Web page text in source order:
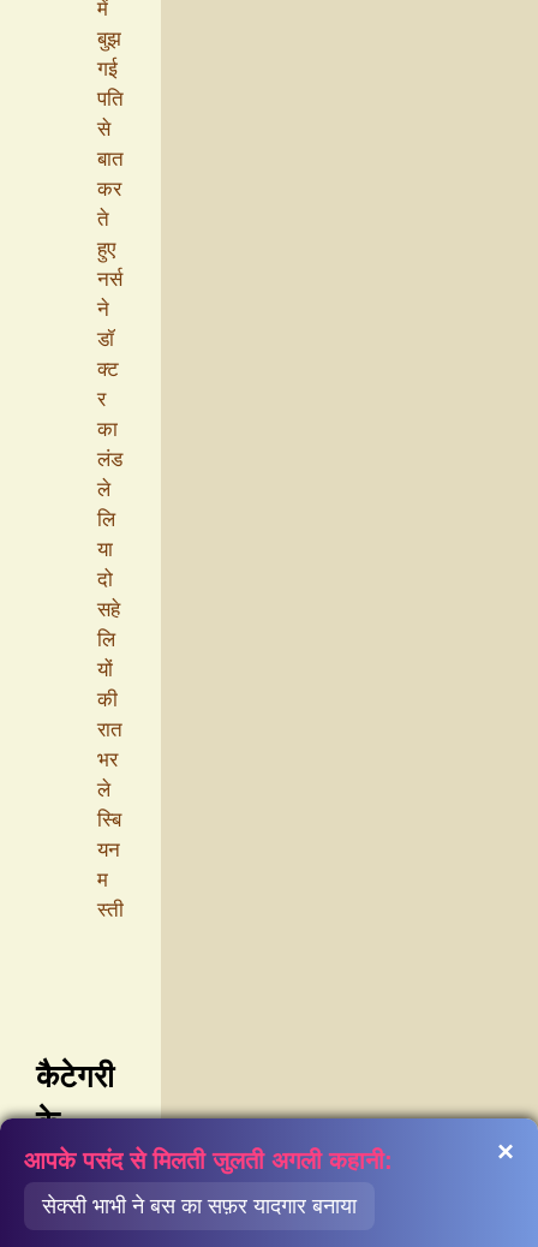
में
बुझ
गई
पति
से
बात
कर
ते
हुए
नर्स
ने
डॉ
क्ट
र
का
लंड
ले
लि
या
दो
सहे
लि
यों
की
रात
भर
ले
स्बि
यन
म
स्ती
कैटेगरी
के
अनुसार
कहानी
×
आपके पसंद से मिलती जुलती अगली कहानी:
सेक्सी भाभी ने बस का सफ़र यादगार बनाया